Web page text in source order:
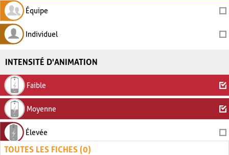
Équipe
Individuel
INTENSITÉ D'ANIMATION
Faible
Moyenne
Élevée
TOUTES LES FICHES (0)